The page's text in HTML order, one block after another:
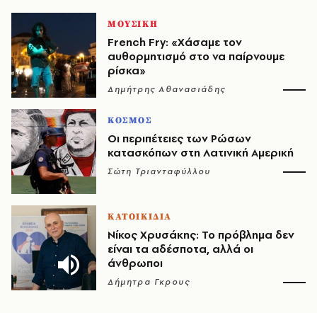
ΜΟΥΣΙΚΗ
French Fry: «Χάσαμε τον
αυθορμητισμό στο να παίρνουμε
ρίσκα»
Δημήτρης Αθανασιάδης
ΚΟΣΜΟΣ
Οι περιπέτειες των Ρώσων
κατασκόπων στη Λατινική Αμερική
Σώτη Τριανταφύλλου
ΚΑΤΟΙΚΙΔΙΑ
Νίκος Χρυσάκης: Το πρόβλημα δεν
είναι τα αδέσποτα, αλλά οι
άνθρωποι
Δήμητρα Γκρους